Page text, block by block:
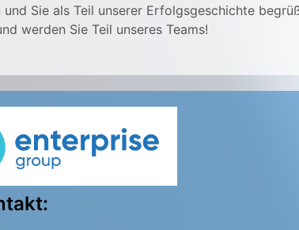
und Sie als Teil unserer Erfolgsgeschichte
werden Sie Teil unseres Teams!